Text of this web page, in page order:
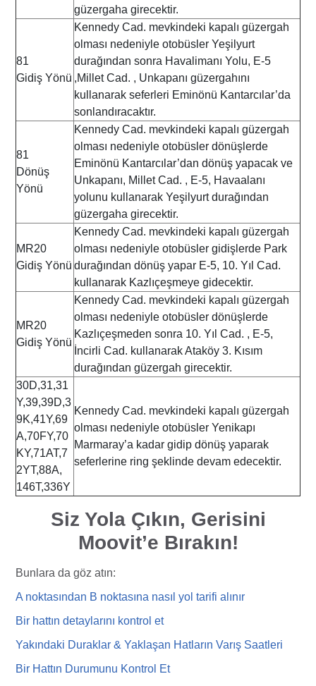
güzergaha girecektir.
81
Gidiş Yönü
Kennedy Cad. mevkindeki kapalı güzergah
olması nedeniyle otobüsler Yeşilyurt
durağından sonra Havalimanı Yolu, E-5
,Millet Cad. , Unkapanı güzergahını
kullanarak seferleri Eminönü Kantarcılar’da
sonlandıracaktır.
81
Dönüş
Yönü
Kennedy Cad. mevkindeki kapalı güzergah
olması nedeniyle otobüsler dönüşlerde
Eminönü Kantarcılar’dan dönüş yapacak ve
Unkapanı, Millet Cad. , E-5, Havaalanı
yolunu kullanarak Yeşilyurt durağından
güzergaha girecektir.
MR20
Gidiş Yönü
Kennedy Cad. mevkindeki kapalı güzergah
olması nedeniyle otobüsler gidişlerde Park
durağından dönüş yapar E-5, 10. Yıl Cad.
kullanarak Kazlıçeşmeye gidecektir.
MR20
Gidiş Yönü
Kennedy Cad. mevkindeki kapalı güzergah
olması nedeniyle otobüsler dönüşlerde
Kazlıçeşmeden sonra 10. Yıl Cad. , E-5,
İncirli Cad. kullanarak Ataköy 3. Kısım
durağından güzergah girecektir.
30D,31,31
Y,39,39D,3
9K,41Y,69
A,70FY,70
KY,71AT,7
2YT,88A,
146T,336Y
Kennedy Cad. mevkindeki kapalı güzergah
olması nedeniyle otobüsler Yenikapı
Marmaray’a kadar gidip dönüş yaparak
seferlerine ring şeklinde devam edecektir.
Siz Yola Çıkın, Gerisini
Moovit’e Bırakın!
Bunlara da göz atın:
A noktasından B noktasına nasıl yol tarifi alınır
Bir hattın detaylarını kontrol et
Yakındaki Duraklar & Yaklaşan Hatların Varış Saatleri
Bir Hattın Durumunu Kontrol Et